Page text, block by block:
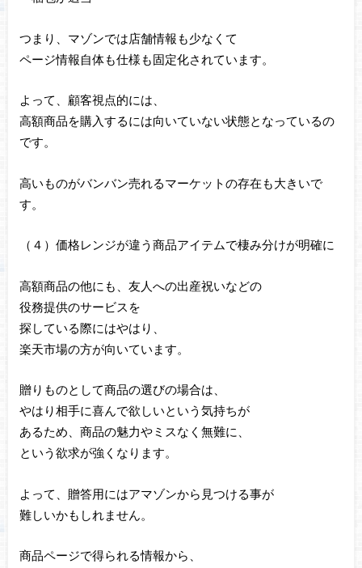
つまり、マゾンでは店舗情報も少なくて
ページ情報自体も仕様も固定化されています。
よって、顧客視点的には、
高額商品を購入するには向いていない状態となっているの
です。
高いものがバンバン売れるマーケットの存在も大きいで
す。
（４）価格レンジが違う商品アイテムで棲み分けが明確に
高額商品の他にも、友人への出産祝いなどの
役務提供のサービスを
探している際にはやはり、
楽天市場の方が向いています。
贈りものとして商品の選びの場合は、
やはり相手に喜んで欲しいという気持ちが
あるため、商品の魅力やミスなく無難に、
という欲求が強くなります。
よって、贈答用にはアマゾンから見つける事が
難しいかもしれません。
商品ページで得られる情報から、